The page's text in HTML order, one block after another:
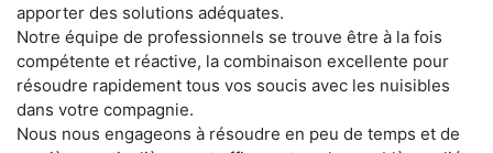
apporter des solutions adéquates.
Notre équipe de professionnels se trouve être à la fois
compétente et réactive, la combinaison excellente pour
résoudre rapidement tous vos soucis avec les nuisibles
dans votre compagnie.
Nous nous engageons à résoudre en peu de temps et de